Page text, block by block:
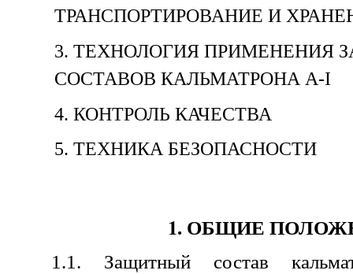
ТРАНСПОРТИРОВАНИЕ И
3. ТЕХНОЛОГИЯ ПРИМЕНЕНИЯ
СОСТАВОВ КАЛЬМАТРОНА A-I
4. КОНТРОЛЬ КАЧЕСТВА
5. ТЕХНИКА БЕЗОПАСНОСТИ
1. ОБЩИЕ
1.1. Защитный состав